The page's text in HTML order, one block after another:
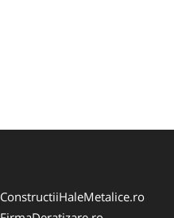
ConstructiiHaleMetalice.ro